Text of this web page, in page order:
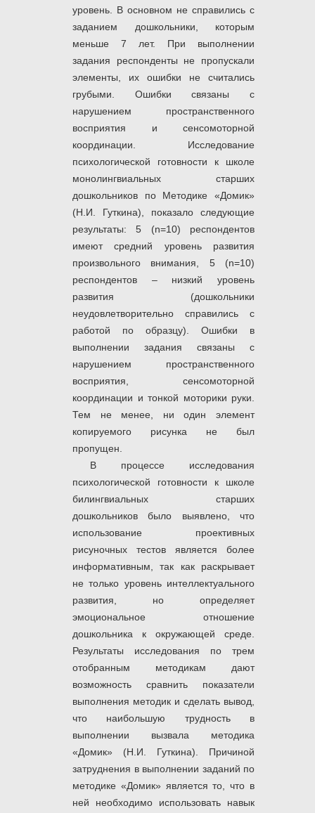
уровень. В основном не справились с
заданием дошкольники, которым
меньше 7 лет. При выполнении
задания респонденты не пропускали
элементы, их ошибки не считались
грубыми. Ошибки связаны с
нарушением пространственного
восприятия и сенсомоторной
координации. Исследование
психологической готовности к школе
монолингвиальных старших
дошкольников по Методике «Домик»
(Н.И. Гуткина), показало следующие
результаты: 5 (n=10) респондентов
имеют средний уровень развития
произвольного внимания, 5 (n=10)
респондентов – низкий уровень
развития (дошкольники
неудовлетворительно справились с
работой по образцу). Ошибки в
выполнении задания связаны с
нарушением пространственного
восприятия, сенсомоторной
координации и тонкой моторики руки.
Тем не менее, ни один элемент
копируемого рисунка не был
пропущен.
В процессе исследования
психологической готовности к школе
билингвиальных старших
дошкольников было выявлено, что
использование проективных
рисуночных тестов является более
информативным, так как раскрывает
не только уровень интеллектуального
развития, но определяет
эмоциональное отношение
дошкольника к окружающей среде.
Результаты исследования по трем
отобранным методикам дают
возможность сравнить показатели
выполнения методик и сделать вывод,
что наибольшую трудность в
выполнении вызвала методика
«Домик» (Н.И. Гуткина). Причиной
затруднения в выполнении заданий по
методике «Домик» является то, что в
ней необходимо использовать навык